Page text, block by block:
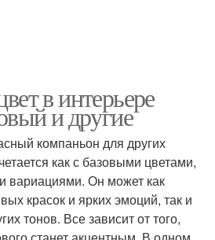
в интерьере
и другие
компаньон для других
как с базовыми цветами,
вариациями. Он может как
красок и ярких эмоций, так и
тонов. Все зависит от того,